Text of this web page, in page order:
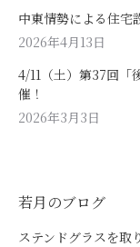
中東情勢による住宅
2026年4月13日
4/11（土）第37回「
催！
2026年3月3日
若月のブログ
ステンドグラスを取